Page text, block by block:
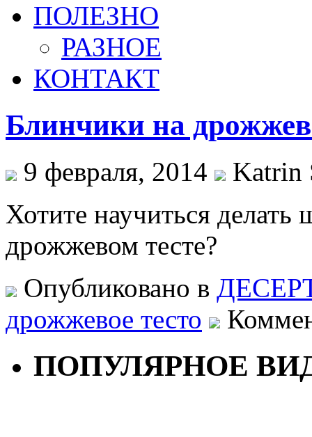
ПОЛЕЗНО
РАЗНОЕ
КОНТАКТ
Блинчики на
9 февраля, 2014
Katrin
Хотите научиться
дрожжевом тесте?
Опубликовано в
дрожжевое тесто
ПОПУЛЯРНОЕ